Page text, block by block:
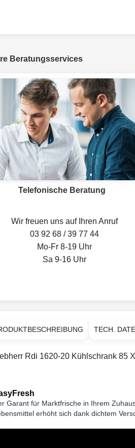
Beratungsservices
Telefonische Beratung
Wir freuen uns auf Ihren Anruf
03 92 68 / 39 77 44
Mo-Fr 8-19 Uhr
Sa 9-16 Uhr
TECH.
Rdi 1620-20 Kühlschrank 85
Garant für Marktfrische in Ihrem
erhöht sich dank dichtem